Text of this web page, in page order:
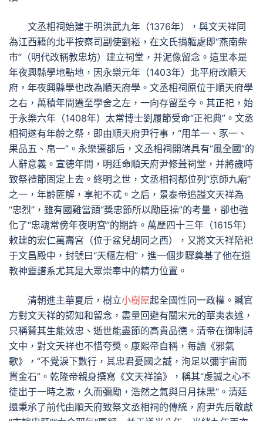
文丞相祠始建于明洪武九年（1376年），與文天祥同
為江西籍的北平按察司副使劉崧，在文氏捐軀處即“燕南柴
市”（明代改稱教忠坊）建立祠堂，并泥像留念。這里本是
年夜興縣學地點地，因永樂元年（1403年）北平府改順天
府，年夜興縣學也改為順天府學。文丞相祠原位于順天府學
之右，萬積年間遷至學舍之左，一向存留至今。其正祀，始
于永樂六年（1408年）太常博士劉履節受命“正祀典”。文丞
相祠遂有年齡之祭，即由順天府尹行事，“用羊一、豕一、
果品五、帛一”。永樂遷都后，文丞相祠開端具有“風全國”的
人辭意義。宣德年間，明廷命順天府尹修葺祠堂，并將歲時
致祭禮節固定上去。終明之世，文丞相祠都位列“京師九廟”
之一，年齡匪解，享祀不忒。之后，景泰帝追謚文天祥為
“忠烈”，雖有國難當頭“獎忠節所以勵臣操”的考量，卻也強
化了“忠魂常傍年夜明宮”的期許。萬歷四十三年（1615年）
敕建的宏仁萬壽宮（位于盆兒胡同之西），又將文天祥陪祀
于文昌殿中，封號曰“天樞左相”，進一個步驟奠基了他在道
教神靈譜系尤其是大眾崇奉中的精力位置。
清朝進主華夏后，樹立小樹屋起全國性同一政權。贓官
方對文天祥的認知和留念，盡量回避有關宋元的華夷表述，
只稱贊其生能效忠、逝世能盡節的高貴品德。清帝在御制詩
文中，對文天祥也不惜夸獎。康熙帝自稱，每讀《邪氣
歌》，“不覺淚下數行，其忠君憂國之誠，洵足以彌宇宙而
貫金石”。乾隆帝親身撰寫《文天祥論》，稱其“虔誠之心不
徒出于一時之激，久而彌勵，浩然之氣與日月抹黑”。清廷
還秉承了前代由順天府致祭文丞相祠的傳統，府尹先后敬獻